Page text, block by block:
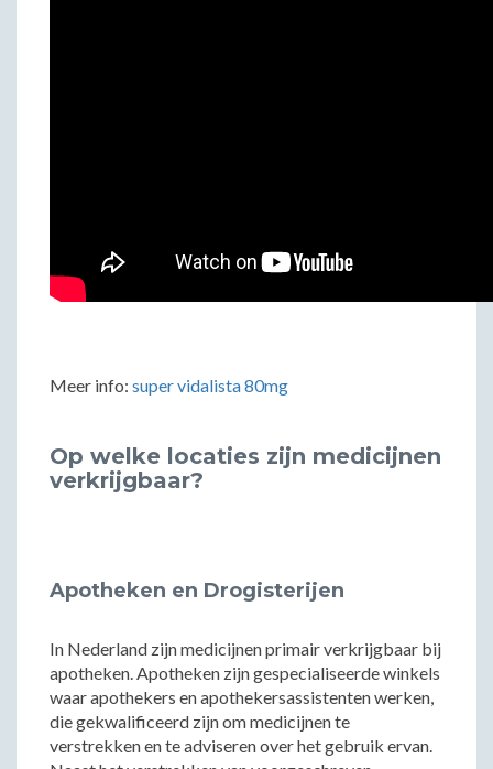
Meer info: super vidalista 80mg
Op welke locaties zijn medicijnen
verkrijgbaar?
Apotheken en Drogisterijen
In Nederland zijn medicijnen primair verkrijgbaar bij
apotheken. Apotheken zijn gespecialiseerde winkels
waar apothekers en apothekersassistenten werken,
die gekwalificeerd zijn om medicijnen te
verstrekken en te adviseren over het gebruik ervan.